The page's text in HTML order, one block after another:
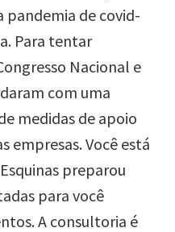
pandemia de covid-
Para tentar
Nacional e
com uma
medidas de apoio
empresas.Você está
Esquinas preparou
para você
A consultoria é